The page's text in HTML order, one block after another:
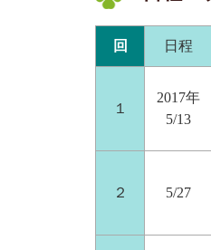
回 日程
１
2017年
5/13
２ 5/27